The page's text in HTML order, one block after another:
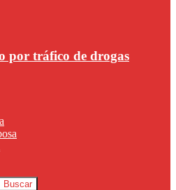
por tráfico de drogas